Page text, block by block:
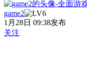
game2
1月28日 09:38发布
关注